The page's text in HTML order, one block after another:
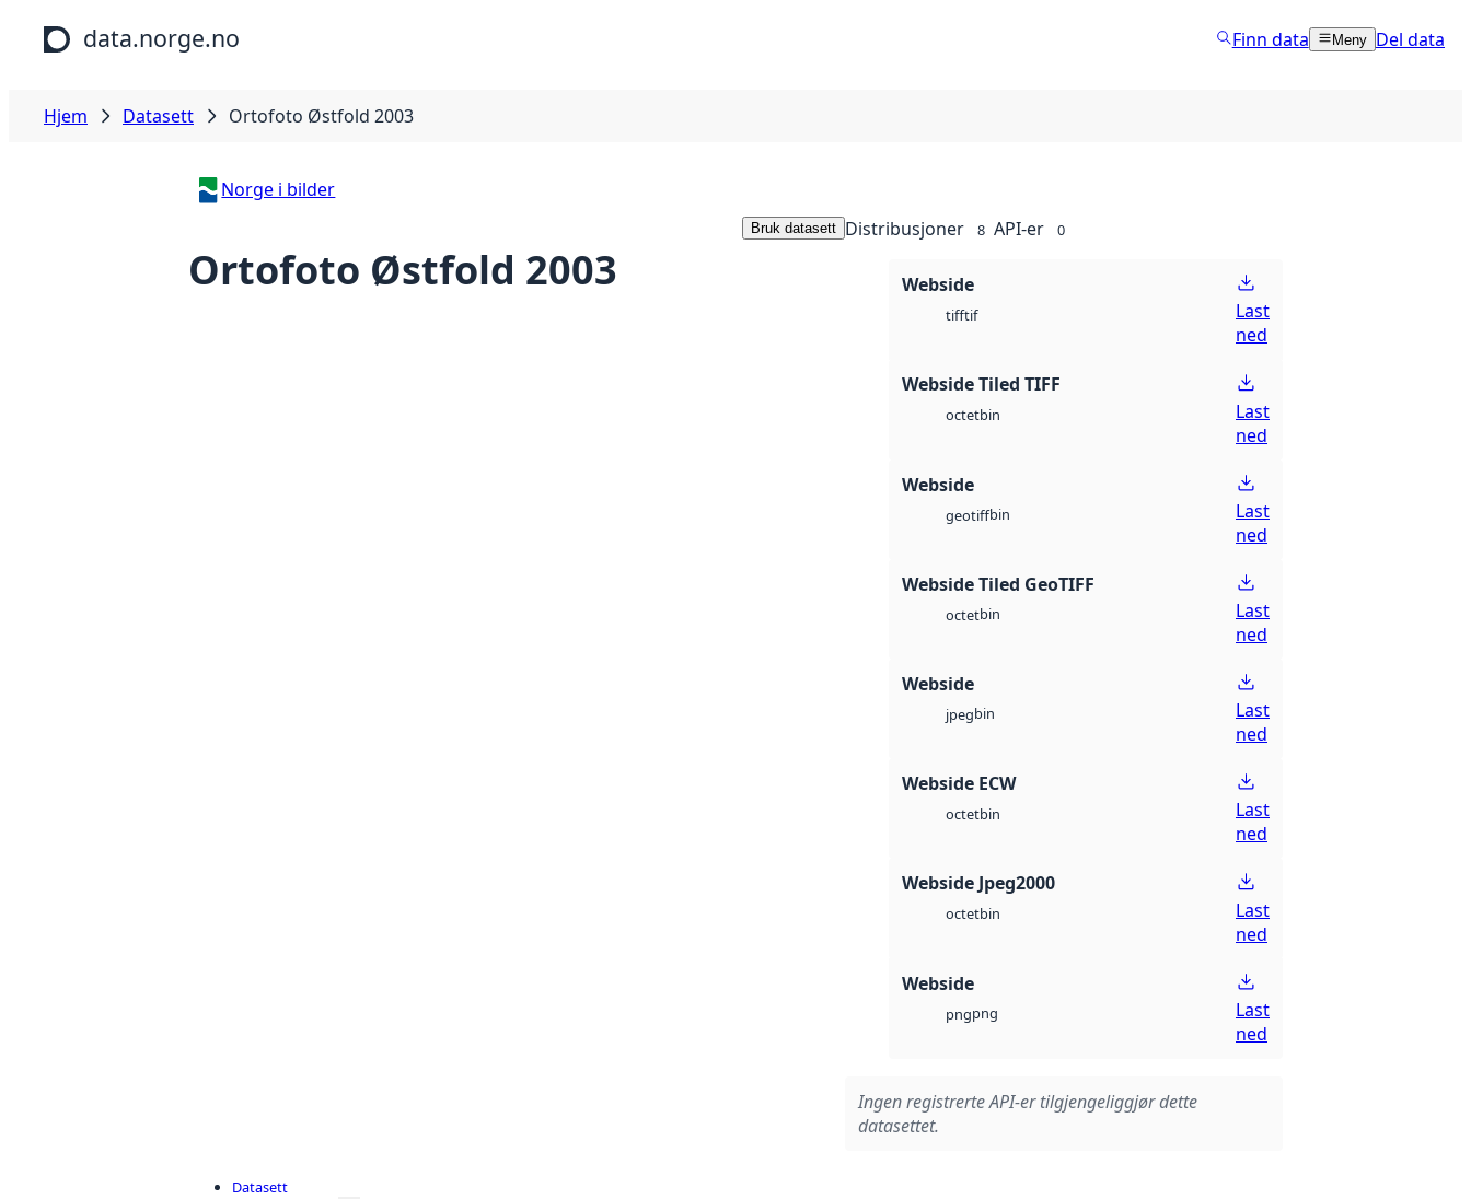
Hopp til hovedinnhold
data.norge.no Finn data Meny Del data
Hjem Datasett Ortofoto Østfold 2003
Norge i bilder
Ortofoto Østfold 2003
Bruk datasett Distribusjoner 8 API-er 0
Webside
tifftif
Last
ned
Webside Tiled TIFF
octetbin
Last
ned
Webside
geotiffbin
Last
ned
Webside Tiled GeoTIFF
octetbin
Last
ned
Webside
jpegbin
Last
ned
Webside ECW
octetbin
Last
ned
Webside Jpeg2000
octetbin
Last
ned
Webside
pngpng
Last
ned
Ingen registrerte API-er tilgjengeliggjør dette
datasettet.
Datasett